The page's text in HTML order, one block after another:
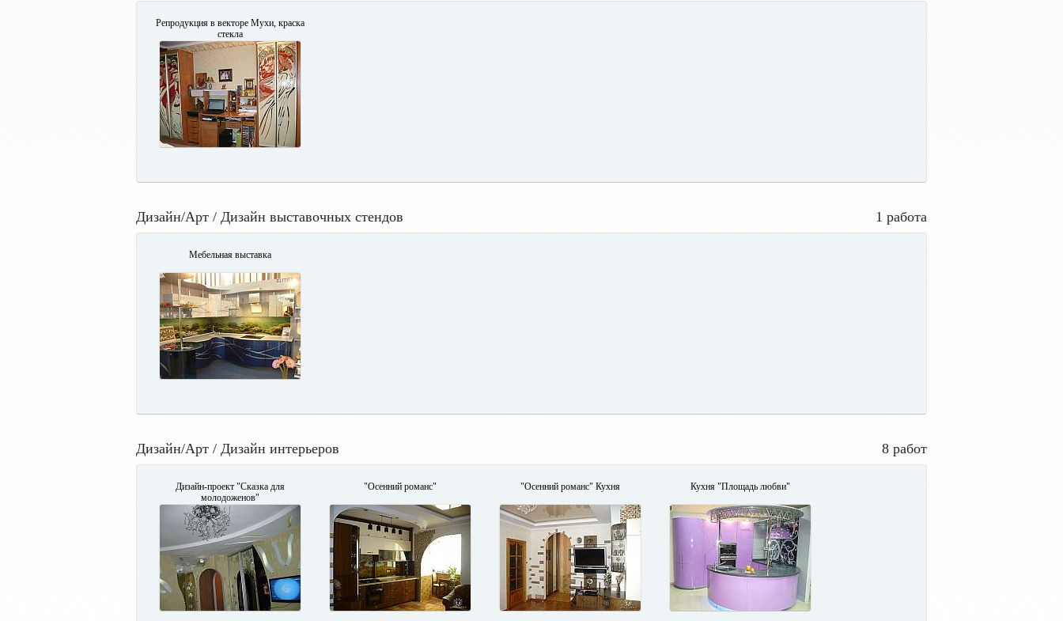
Репродукция в векторе Мухи, краска
стекла
Дизайн/Арт / Дизайн выставочных стендов 1 работа
Мебельная выставка
Дизайн/Арт / Дизайн интерьеров 8 работ
Дизайн-проект "Сказка для
молодоженов"
"Осенний романс" "Осенний романс" Кухня Кухня "Площадь любви"